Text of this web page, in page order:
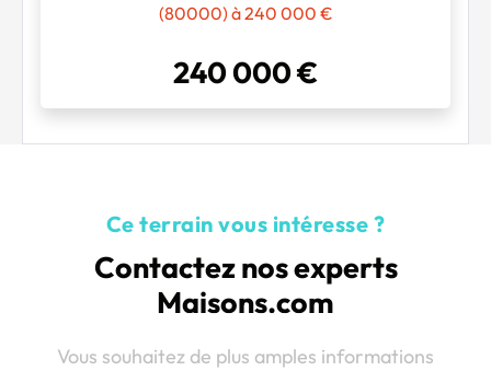
(80000) à 240 000 €
240 000 €
Ce terrain vous intéresse ?
Contactez nos experts
Maisons.com
Vous souhaitez de plus amples informations